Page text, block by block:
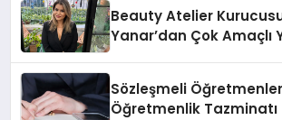
Beauty Atelier
Yanar’dan Çok Amaçlı
Sözleşmeli
Öğretmenlik Tazminatı